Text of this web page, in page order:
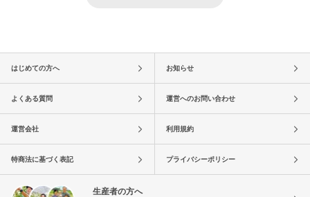
はじめての方へ お知らせ
よくある質問 運営へのお問い合わせ
運営会社 利用規約
特商法に基づく表記 プライバシーポリシー
生産者の方へ